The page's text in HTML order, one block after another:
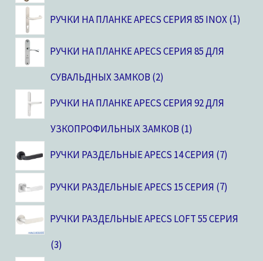
РУЧКИ НА ПЛАНКЕ APECS СЕРИЯ 85 INOX 1
РУЧКИ НА ПЛАНКЕ APECS СЕРИЯ 85 ДЛЯ
СУВАЛЬДНЫХ ЗАМКОВ 2
РУЧКИ НА ПЛАНКЕ APECS СЕРИЯ 92 ДЛЯ
УЗКОПРОФИЛЬНЫХ ЗАМКОВ 1
РУЧКИ РАЗДЕЛЬНЫЕ APECS 14 СЕРИЯ 7
РУЧКИ РАЗДЕЛЬНЫЕ APECS 15 СЕРИЯ 7
РУЧКИ РАЗДЕЛЬНЫЕ APECS LOFT 55 СЕРИЯ
3